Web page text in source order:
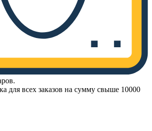
для всех заказов на сумму свыше 10000